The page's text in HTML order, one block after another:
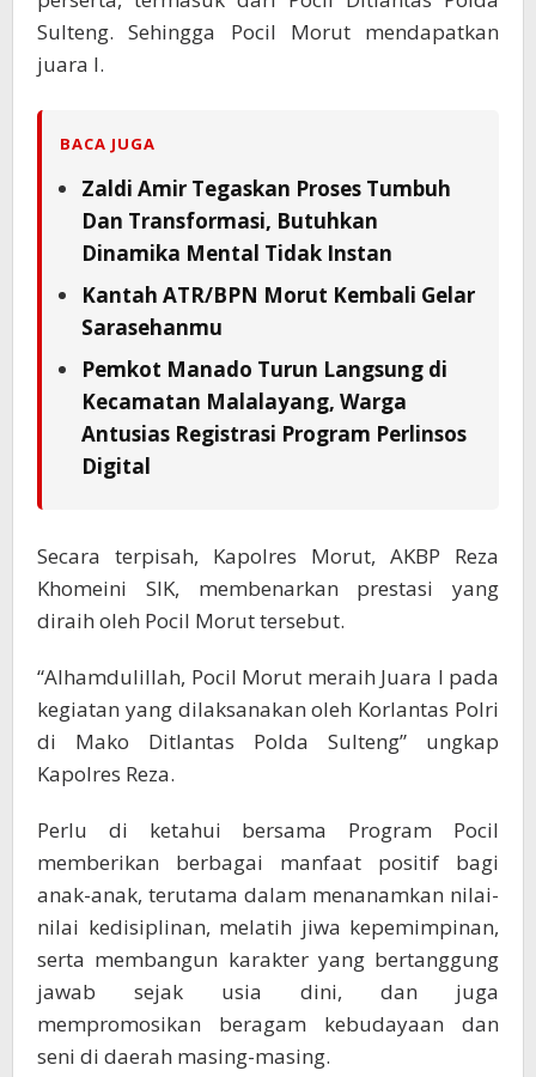
Sulteng. Sehingga Pocil Morut mendapatkan
juara I.
BACA JUGA
Zaldi Amir Tegaskan Proses Tumbuh
Dan Transformasi, Butuhkan
Dinamika Mental Tidak Instan
Kantah ATR/BPN Morut Kembali Gelar
Sarasehanmu
Pemkot Manado Turun Langsung di
Kecamatan Malalayang, Warga
Antusias Registrasi Program Perlinsos
Digital
Secara terpisah, Kapolres Morut, AKBP Reza
Khomeini SIK, membenarkan prestasi yang
diraih oleh Pocil Morut tersebut.
“Alhamdulillah, Pocil Morut meraih Juara I pada
kegiatan yang dilaksanakan oleh Korlantas Polri
di Mako Ditlantas Polda Sulteng” ungkap
Kapolres Reza.
Perlu di ketahui bersama Program Pocil
memberikan berbagai manfaat positif bagi
anak-anak, terutama dalam menanamkan nilai-
nilai kedisiplinan, melatih jiwa kepemimpinan,
serta membangun karakter yang bertanggung
jawab sejak usia dini, dan juga
mempromosikan beragam kebudayaan dan
seni di daerah masing-masing.